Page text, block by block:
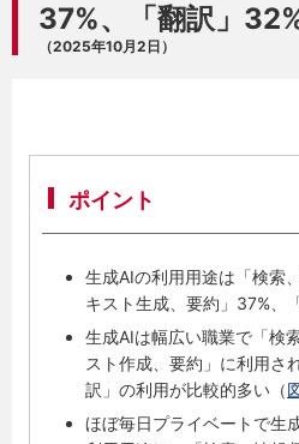
37%、「翻訳」
（2025年10月2日）
ポイント
生成AIの利用用途は「検索
キスト生成、要約」37%、
生成AIは幅広い職業で「検
スト作成、要約」に利用さ
訳」の利用が比較的多い（
ほぼ毎日プライベートで生